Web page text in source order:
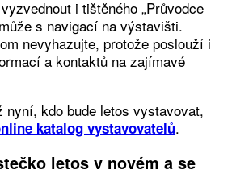
i tištěného „Průvodce
s navigací na výstavišti.
nevyhazujte, protože poslouží i
a kontaktů na zajímavé
nyní, kdo bude letos vystavovat,
katalog vystavovatelů.
letos v novém a se